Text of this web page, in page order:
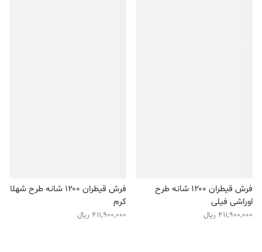
فرش قیطران ۱۲۰۰ شانه طرح
اوراشی فیلی
411,900,000 ریال
فرش قیطران ۱۲۰۰ شانه طرح شهلا
کرم
411,900,000 ریال